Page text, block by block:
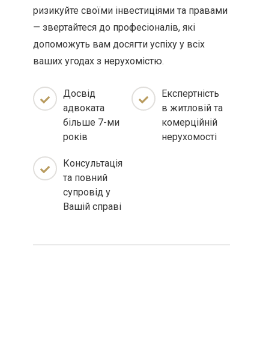
ризикуйте своїми інвестиціями та правами
— звертайтеся до професіоналів, які
допоможуть вам досягти успіху у всіх
ваших угодах з нерухомістю.
Досвід
адвоката
більше 7-ми
років
Експертність
в житловій та
комерційній
нерухомості
Консультація
та повний
супровід у
Вашій справі